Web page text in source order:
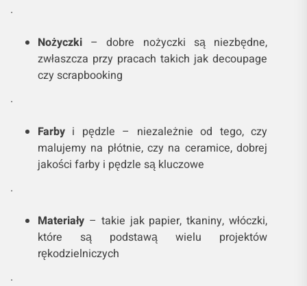
.
Nożyczki – dobre nożyczki są niezbędne,
zwłaszcza przy pracach takich jak decoupage
czy scrapbooking
.
Farby i pędzle – niezależnie od tego, czy
malujemy na płótnie, czy na ceramice, dobrej
jakości farby i pędzle są kluczowe
.
Materiały – takie jak papier, tkaniny, włóczki,
które są podstawą wielu projektów
rękodzielniczych
.